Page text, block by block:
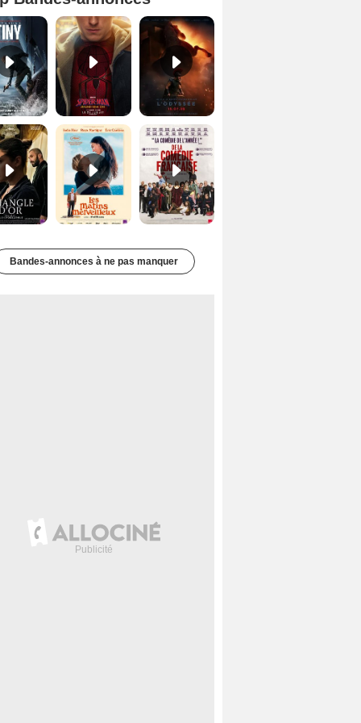
Mutiny Bande-annonce VO STFR Spider-Man: Brand New Day Bande-annonce VO STFR
Le Triangle d'or Bande-annonce VF De la Comédie-Française Teaser VF
Bandes-annonces à ne pas manquer